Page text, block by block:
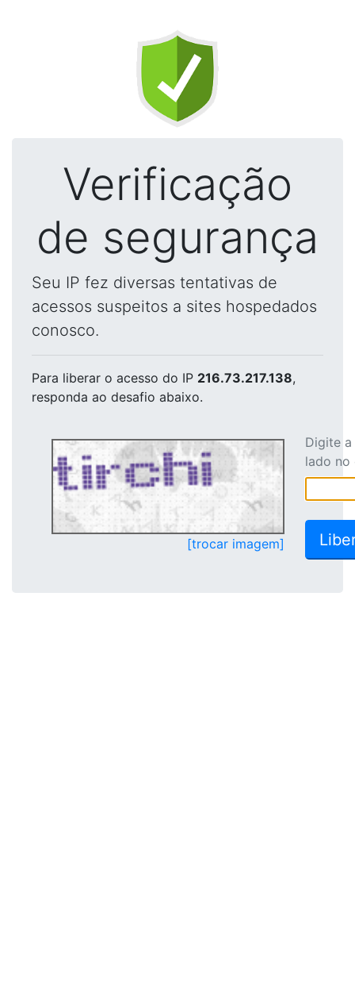
Verificação
de segurança
Seu IP fez diversas tentativas de
acessos suspeitos a sites hospedados
conosco.
Para liberar o acesso do IP 216.73.217.138,
responda ao desafio abaixo.
[trocar imagem]
Digite
lado no